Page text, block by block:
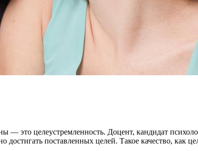
это целеустремленность. Доцент, кандидат
достигать поставленных целей. Такое качество, как